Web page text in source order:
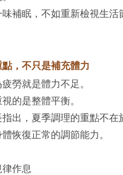
補眠，不如重新檢視生活
，不只是補充體力
勞就是體力不足。
的是整體平衡。
出，夏季調理的重點不在
恢復正常的調節能力。
作息